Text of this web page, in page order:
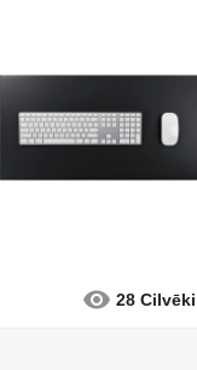
visibility 28